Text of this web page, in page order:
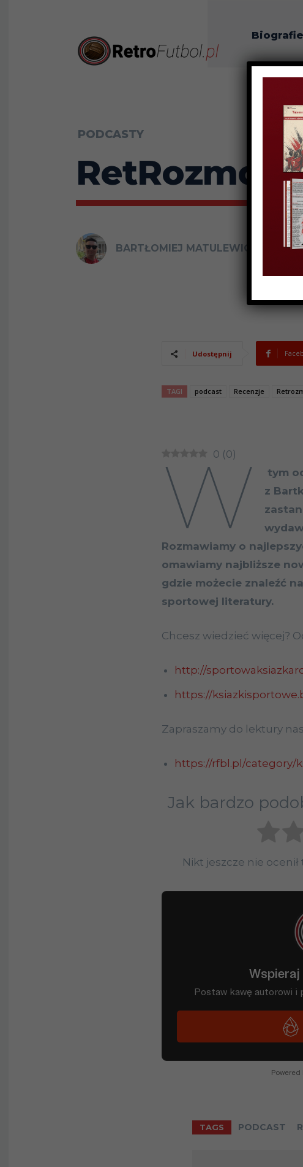
Biografie
O nas
PODCASTY
BARTŁOMIEJ MATULEWICZ 14
Udostępnij
TAGI podcast Recenzje
0 (0)
W
tym
z
Rozmawiamy o
omawiamy najbliższe
gdzie możecie znaleźć
sportowej literatury.
Chcesz wiedzieć więcej?
http://
https://
Zapraszamy do lektury
https://rfbl.pl/category/
Jak bardzo
Nikt jeszcze nie
TAGS PODCAST